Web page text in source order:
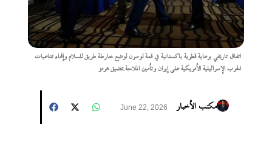
اتفاق تاريخي برعاية قطرية باكستانية في قمة لوسرن لوضع خارطة طريق للسلام وإنهاء تداعيات
الحرب الإسرائيلية الأمريكية على إيران وتأمين الملاحة بمضيق هرمز
مكتب الأخبار June 22, 2026